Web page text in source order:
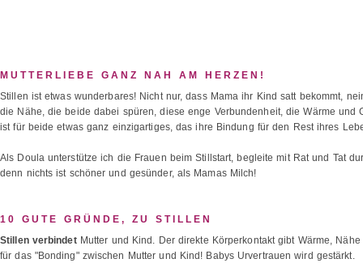
MUTTERLIEBE GANZ NAH AM HERZEN!
Stillen ist etwas wunderbares! Nicht nur, dass Mama ihr Kind satt bekommt,
die Nähe, die beide dabei spüren, diese enge Verbundenheit, die Wärme und
ist für beide etwas ganz einzigartiges, das ihre Bindung für den Rest ihres
Als Doula unterstütze ich die Frauen beim Stillstart, begleite mit Rat und Tat
denn nichts ist schöner und gesünder, als Mamas Milch!
10 GUTE GRÜNDE, ZU STILLEN
Stillen verbindetMutter und Kind. Der direkte Körperkontakt gibt Wärme,
für das "Bonding" zwischen Mutter und Kind! Babys Urvertrauen wird gestärkt.